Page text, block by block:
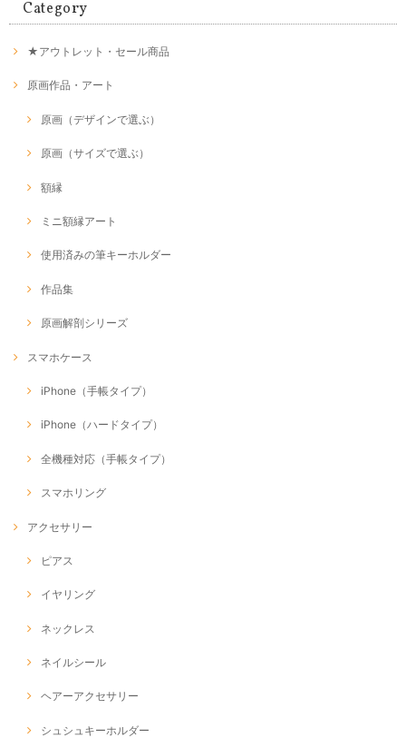
Category
★アウトレット・セール商品
原画作品・アート
原画（デザインで選ぶ）
原画（サイズで選ぶ）
額縁
ミニ額縁アート
使用済みの筆キーホルダー
作品集
原画解剖シリーズ
スマホケース
iPhone（手帳タイプ）
iPhone（ハードタイプ）
全機種対応（手帳タイプ）
スマホリング
アクセサリー
ピアス
イヤリング
ネックレス
ネイルシール
ヘアーアクセサリー
シュシュキーホルダー